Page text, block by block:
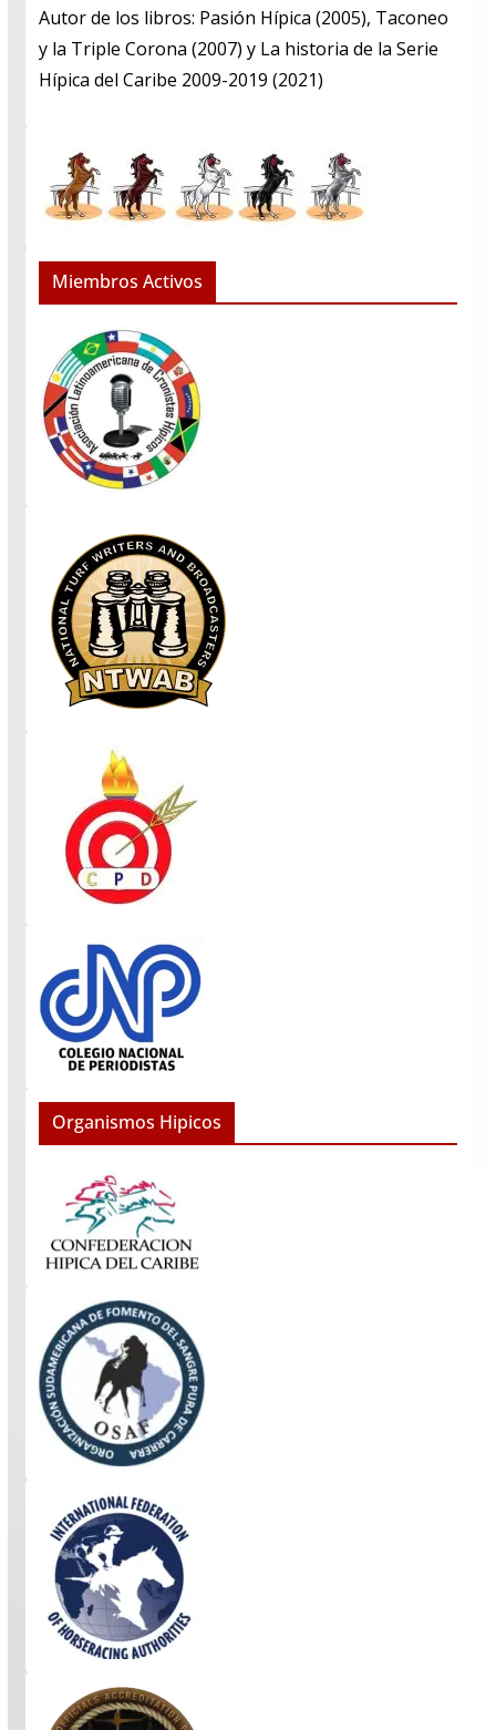
​Autor de los libros: Pasión Hípica (2005), Taconeo
y la Triple Corona (2007) y La historia de la Serie
Hípica del Caribe 2009-2019 (2021)
Miembros Activos
Organismos Hipicos